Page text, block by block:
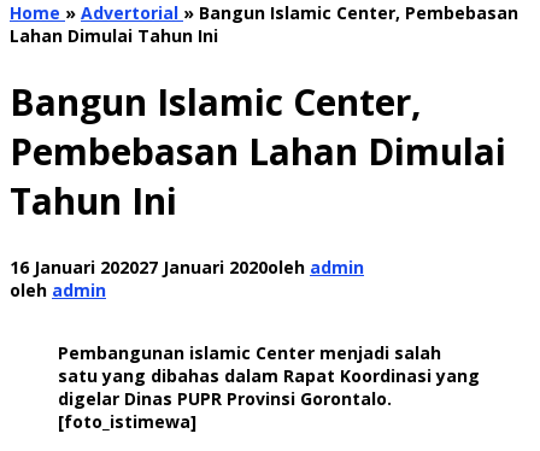
Home » Advertorial » Bangun Islamic Center, Pembebasan
Lahan Dimulai Tahun Ini
Bangun Islamic Center,
Pembebasan Lahan Dimulai
Tahun Ini
16 Januari 202027 Januari 2020oleh admin
oleh admin
Pembangunan islamic Center menjadi salah
satu yang dibahas dalam Rapat Koordinasi yang
digelar Dinas PUPR Provinsi Gorontalo.
[foto_istimewa]